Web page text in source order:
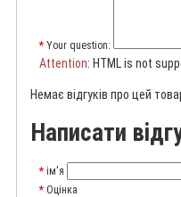
Your question:
Attention: HTML is not
Немає відгуків про цей
Написати
ім'я
Оцінка